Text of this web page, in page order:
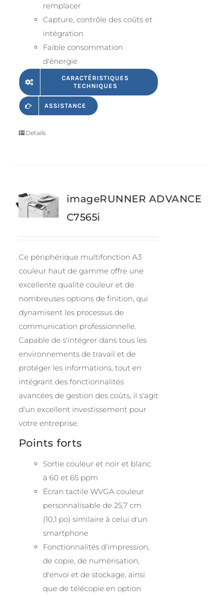
remplacer
Capture, contrôle des coûts et
intégration
Faible consommation
d'énergie
CARACTÉRISTIQUES
TECHNIQUES
ASSISTANCE
Details
imageRUNNER ADVANCE
C7565i
Ce périphérique multifonction A3
couleur haut de gamme offre une
excellente qualité couleur et de
nombreuses options de finition, qui
dynamisent les processus de
communication professionnelle.
Capable de s'intégrer dans tous les
environnements de travail et de
protéger les informations, tout en
intégrant des fonctionnalités
avancées de gestion des coûts, il s'agit
d'un excellent investissement pour
votre entreprise.
Points forts
Sortie couleur et noir et blanc
à 60 et 65 ppm
Écran tactile WVGA couleur
personnalisable de 25,7 cm
(10,1 po) similaire à celui d'un
smartphone
Fonctionnalités d'impression,
de copie, de numérisation,
d'envoi et de stockage, ainsi
que de télécopie en option